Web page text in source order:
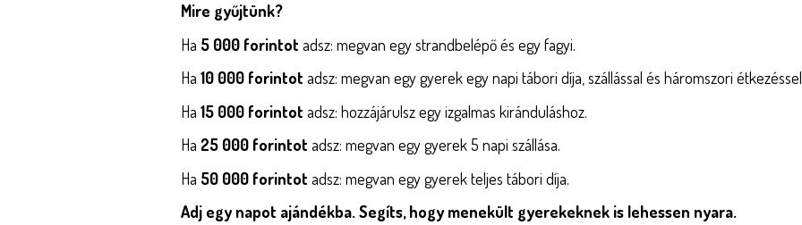
Mire gyűjtünk?
Ha 5 000 forintot adsz: megvan egy strandbelépő és egy fagyi.
Ha 10 000 forintot adsz: megvan egy gyerek egy napi tábori díja, szállással és háromszori
Ha 15 000 forintot adsz: hozzájárulsz egy izgalmas kiránduláshoz.
Ha 25 000 forintot adsz: megvan egy gyerek 5 napi szállása.
Ha 50 000 forintot adsz: megvan egy gyerek teljes tábori díja.
Adj egy napot ajándékba. Segíts, hogy menekült gyerekeknek is lehessen nyara.